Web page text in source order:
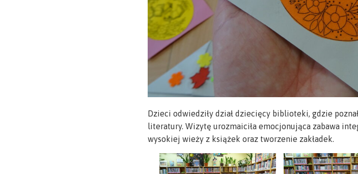
Dzieci odwiedziły dział dziecięcy biblioteki, gdzie
literatury. Wizytę urozmaiciła emocjonująca zabawa
wysokiej wieży z książek oraz tworzenie zakładek.